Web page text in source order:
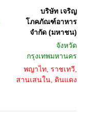
บริษัท เจริญ
โภคภัณฑ์อาหาร
จำกัด (มหาชน)
จังหวัด
กรุงเทพมหานคร
พญาไท, ราชเทวี,
สานเสนใน, ดินแดง